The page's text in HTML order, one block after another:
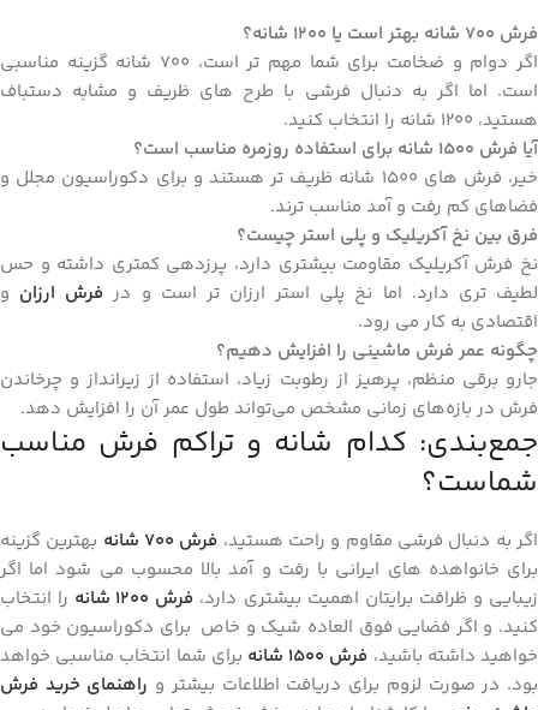
فرش ۷۰۰ شانه بهتر است یا ۱۲۰۰ شانه؟
اگر دوام و ضخامت برای شما مهم‌ تر است، ۷۰۰ شانه گزینه مناسبی
است. اما اگر به دنبال فرشی با طرح‌ های ظریف و مشابه دستباف
هستید، ۱۲۰۰ شانه را انتخاب کنید.
آیا فرش ۱۵۰۰ شانه برای استفاده روزمره مناسب است؟
خیر، فرش ‌های ۱۵۰۰ شانه ظریف ‌تر هستند و برای دکوراسیون مجلل و
فضاهای کم ‌رفت ‌و آمد مناسب ‌ترند.
فرق بین نخ آکریلیک و پلی ‌استر چیست؟
نخ فرش آکریلیک مقاومت بیشتری دارد، پرزدهی کمتری داشته و حس
لطیف ‌تری دارد. اما نخ پلی‌ استر ارزان ‌تر است و در فرش ‌ارزان و
اقتصادی به‌ کار می ‌رود.
چگونه عمر فرش ماشینی را افزایش دهیم؟
جارو برقی منظم، پرهیز از رطوبت زیاد، استفاده از زیرانداز و چرخاندن
فرش در بازه‌های زمانی مشخص می‌تواند طول عمر آن را افزایش دهد.
جمع‌بندی: کدام شانه و تراکم فرش مناسب
شماست؟
اگر به دنبال فرشی مقاوم و راحت هستید، فرش ۷۰۰ شانه بهترین گزینه
برای خانواهده های ایرانی با رفت و آمد بالا محسوب می شود اما اگر
زیبایی و ظرافت برایتان اهمیت بیشتری دارد، فرش ۱۲۰۰ شانه را انتخاب
کنید. و اگر فضایی فوق ‌العاده شیک و خاص برای دکوراسیون خود می
خواهید داشته باشید، فرش ۱۵۰۰ شانه برای شما انتخاب مناسبی خواهد
بود. در صورت لزوم برای دریافت اطلاعات بیشتر و راهنمای خرید فرش